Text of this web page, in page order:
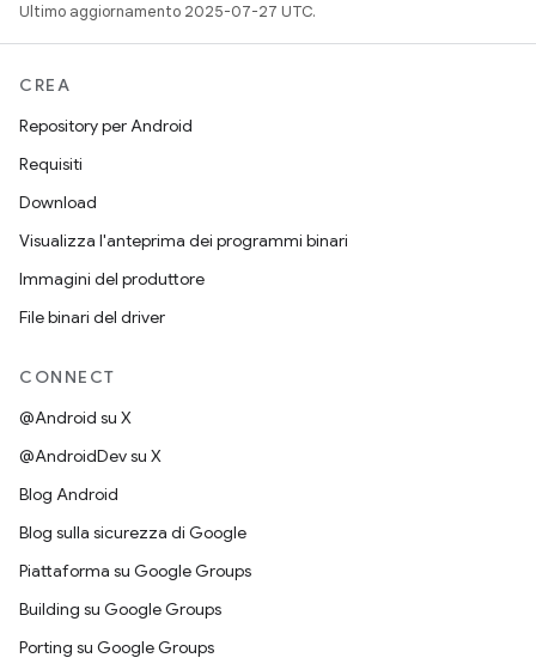
Ultimo aggiornamento 2025-07-27 UTC.
CREA
Repository per Android
Requisiti
Download
Visualizza l'anteprima dei programmi binari
Immagini del produttore
File binari del driver
CONNECT
@Android su X
@AndroidDev su X
Blog Android
Blog sulla sicurezza di Google
Piattaforma su Google Groups
Building su Google Groups
Porting su Google Groups